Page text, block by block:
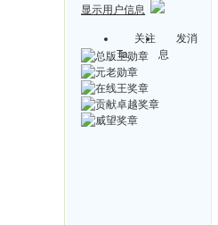
显示用户信息
关注
Ta
发消
息